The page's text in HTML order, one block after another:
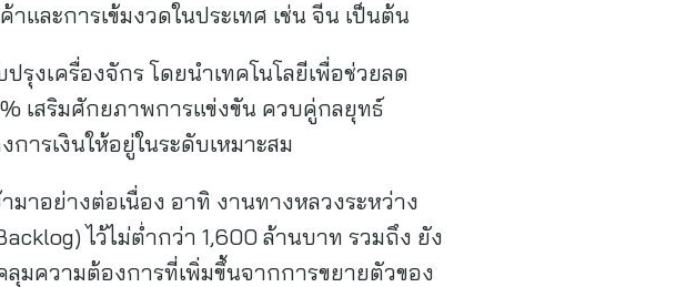
และการเข้มงวดในประเทศ เช่น จีน เป็นต้น
งเครื่องจักร โดยนำเทคโนโลยีเพื่อช่วยลด
เสริมศักยภาพการแข่งขัน ควบคู่กลยุทธ์
ารเงินให้อยู่ในระดับเหมาะสม
าอย่างต่อเนื่อง อาทิ งานทางหลวงระหว่าง
ไว้ไม่ต่ำกว่า 1,600 ล้านบาท รวมถึง ยัง
มความต้องการที่เพิ่มขึ้นจากการขยายตัวของ